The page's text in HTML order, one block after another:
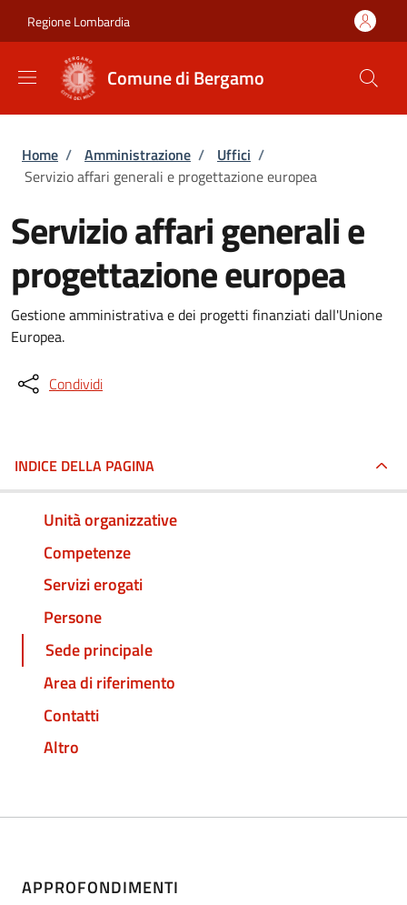
Regione Lombardia
Comune di Bergamo
Briciole di pane
Home / Amministrazione / Uffici /
Servizio affari generali e progettazione europea
Servizio affari generali e
progettazione europea
Gestione amministrativa e dei progetti finanziati dall'Unione
Europea.
Condividi
INDICE DELLA PAGINA
Unità organizzative
Competenze
Servizi erogati
Persone
Sede principale
Area di riferimento
Contatti
Altro
APPROFONDIMENTI